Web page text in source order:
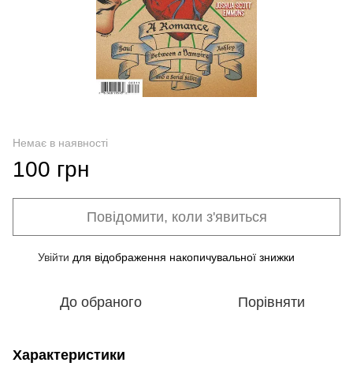
Немає в наявності
100 грн
Повідомити, коли з'явиться
Увійти для відображення накопичувальної знижки
До обраного Порівняти
Характеристики